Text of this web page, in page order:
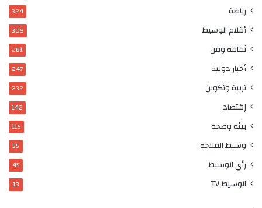
رياضة 324
أقلام الوسيط 309
ثقافة وفن 281
أخبار دولية 247
تربية وتكوين 232
إقتصاد 142
بيئة وصحة 115
وسيط الفلاحة 55
رأي الوسيط 45
الوسيط TV 13